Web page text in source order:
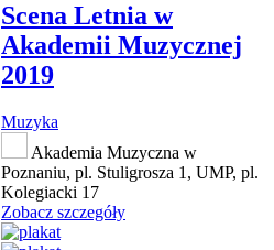
Scena Letnia w
Akademii Muzycznej
2019
Muzyka
Akademia Muzyczna w
Poznaniu, pl. Stuligrosza 1, UMP, pl.
Kolegiacki 17
Zobacz szczegóły